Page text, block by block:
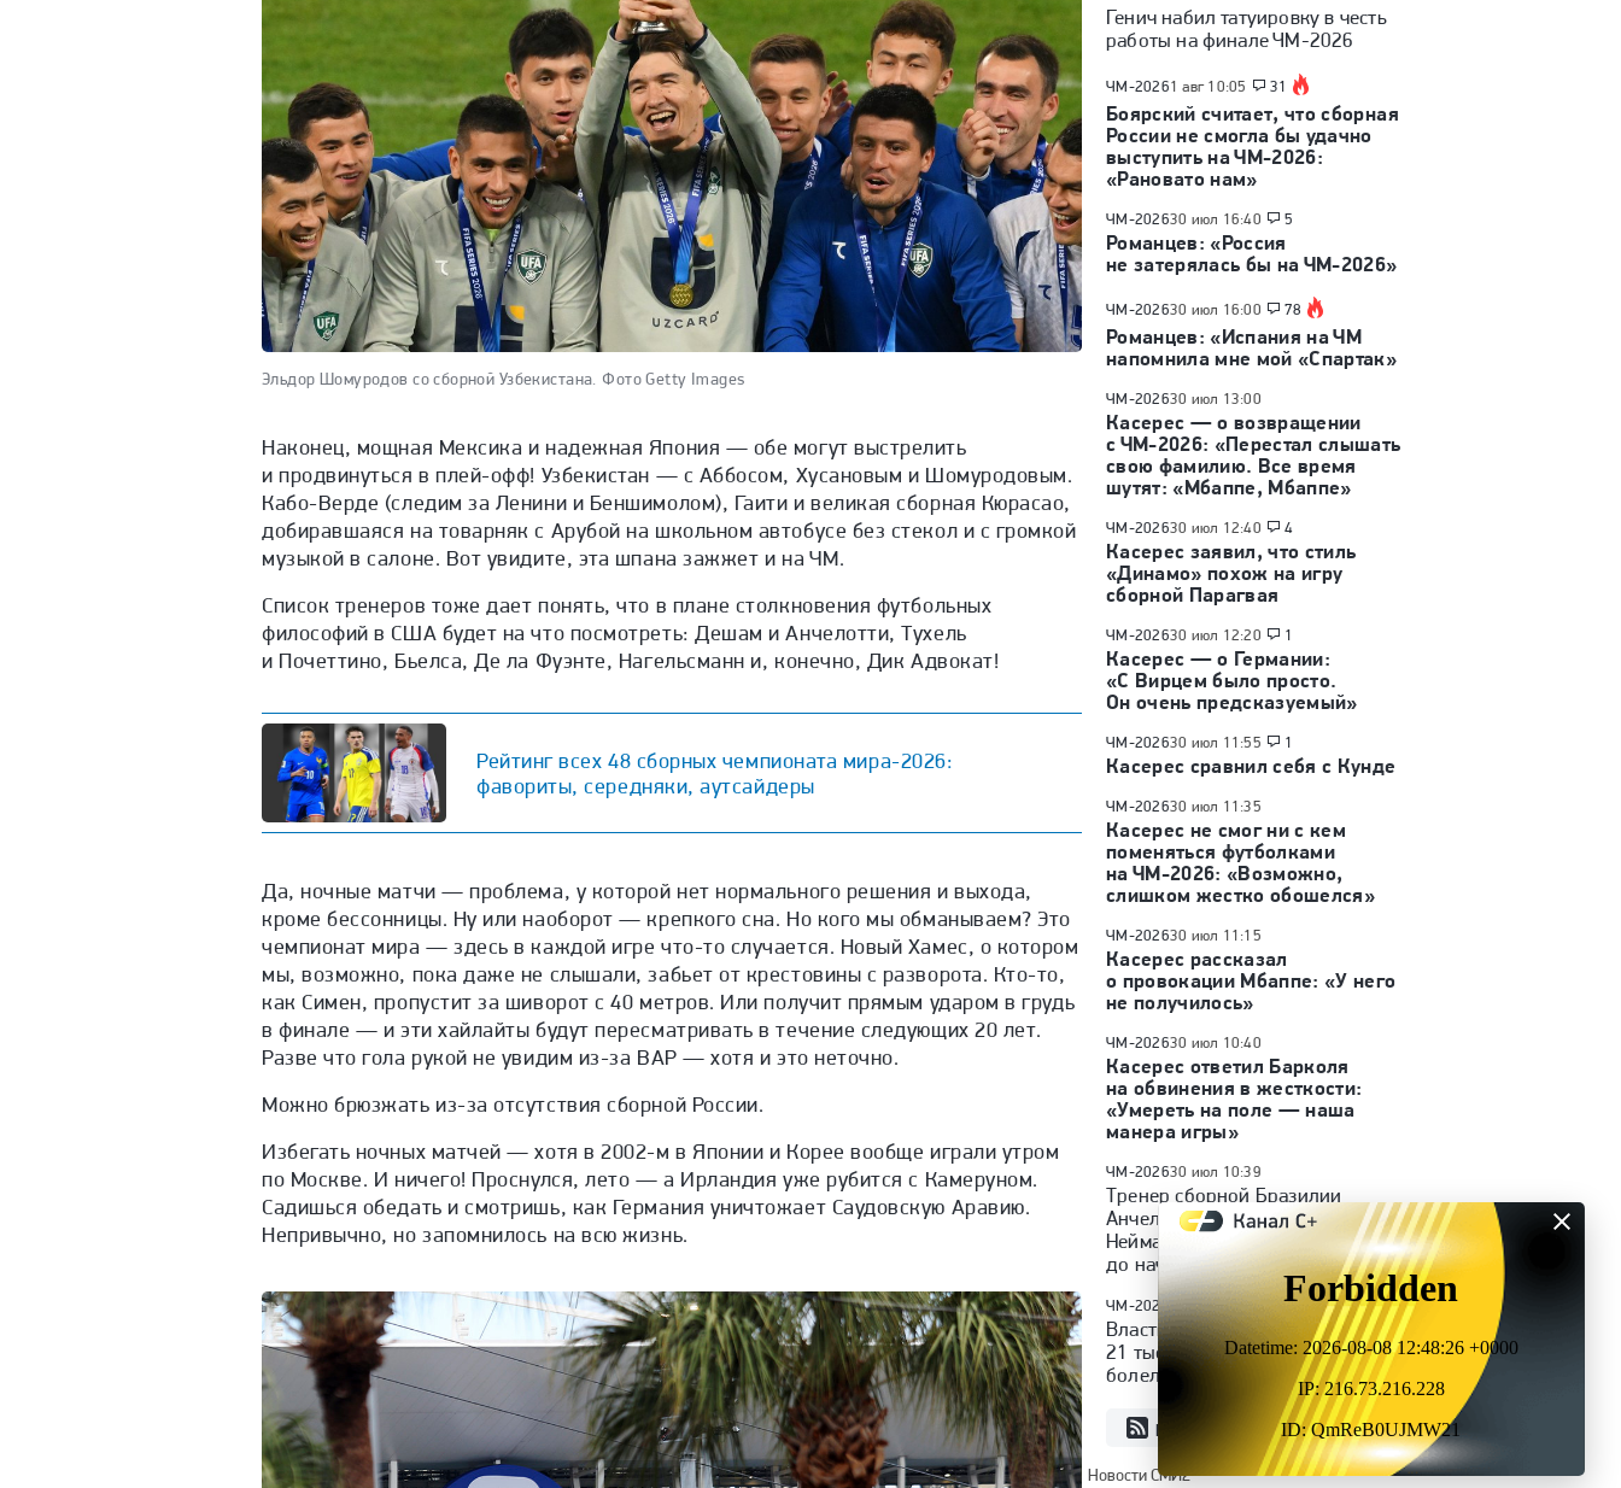
Эльдор Шомуродов со сборной Узбекистана. Фото Getty Images
Наконец, мощная Мексика и надежная Япония — обе могут выстрелить
и продвинуться в плей-офф! Узбекистан — с Аббосом, Хусановым и Шомуродовым.
Кабо-Верде (следим за Ленини и Беншимолом), Гаити и великая сборная Кюрасао,
добиравшаяся на товарняк с Арубой на школьном автобусе без стекол и с громкой
музыкой в салоне. Вот увидите, эта шпана зажжет и на ЧМ.
Список тренеров тоже дает понять, что в плане столкновения футбольных
философий в США будет на что посмотреть: Дешам и Анчелотти, Тухель
и Почеттино, Бьелса, Де ла Фуэнте, Нагельсманн и, конечно, Дик Адвокат!
Рейтинг всех 48 сборных чемпионата мира-2026:
фавориты, середняки, аутсайдеры
Да, ночные матчи — проблема, у которой нет нормального решения и выхода,
кроме бессонницы. Ну или наоборот — крепкого сна. Но кого мы обманываем? Это
чемпионат мира — здесь в каждой игре что-то случается. Новый Хамес, о котором
мы, возможно, пока даже не слышали, забьет от крестовины с разворота. Кто-то,
как Симен, пропустит за шиворот с 40 метров. Или получит прямым ударом в грудь
в финале — и эти хайлайты будут пересматривать в течение следующих 20 лет.
Разве что гола рукой не увидим из-за ВАР — хотя и это неточно.
Можно брюзжать из-за отсутствия сборной России.
Избегать ночных матчей — хотя в 2002-м в Японии и Корее вообще играли утром
по Москве. И ничего! Проснулся, лето — а Ирландия уже рубится с Камеруном.
Садишься обедать и смотришь, как Германия уничтожает Саудовскую Аравию.
Непривычно, но запомнилось на всю жизнь.
Генич набил татуировку в честь
работы на финале ЧМ-2026
ЧМ-20261 авг 10:05 31
Боярский считает, что сборная
России не смогла бы удачно
выступить на ЧМ-2026:
«Рановато нам»
ЧМ-202630 июл 16:40 5
Романцев: «Россия
не затерялась бы на ЧМ-2026»
ЧМ-202630 июл 16:00 78
Романцев: «Испания на ЧМ
напомнила мне мой «Спартак»
ЧМ-202630 июл 13:00
Касерес — о возвращении
с ЧМ-2026: «Перестал слышать
свою фамилию. Все время
шутят: «Мбаппе, Мбаппе»
ЧМ-202630 июл 12:40 4
Касерес заявил, что стиль
«Динамо» похож на игру
сборной Парагвая
ЧМ-202630 июл 12:20 1
Касерес — о Германии:
«С Вирцем было просто.
Он очень предсказуемый»
ЧМ-202630 июл 11:55 1
Касерес сравнил себя с Кунде
ЧМ-202630 июл 11:35
Касерес не смог ни с кем
поменяться футболками
на ЧМ-2026: «Возможно,
слишком жестко обошелся»
ЧМ-202630 июл 11:15
Касерес рассказал
о провокации Мбаппе: «У него
не получилось»
ЧМ-202630 июл 10:40
Касерес ответил Барколя
на обвинения в жесткости:
«Умереть на поле — наша
манера игры»
ЧМ-202630 июл 10:39
Тренер сборной Бразилии
Анчелотти: «Раздражало, что
Неймар мог лучше тренироваться
до начала ЧМ-2026»
ЧМ-202630 июл 10:32 2
Власти Канады не выдали почти
21 тысячу из запрошенных
болельщиками виз на ЧМ-2026
RSS Все новости
Новости СМИ2